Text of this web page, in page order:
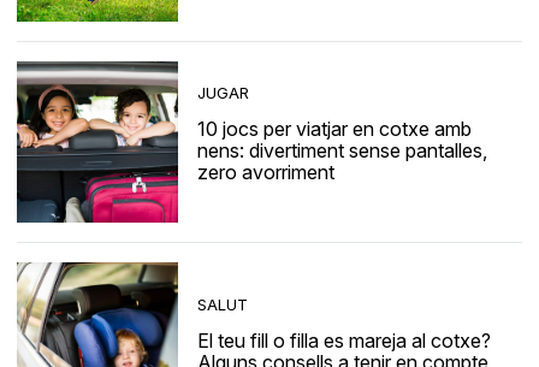
JUGAR
10 jocs per viatjar en cotxe amb
nens: divertiment sense pantalles,
zero avorriment
SALUT
El teu fill o filla es mareja al cotxe?